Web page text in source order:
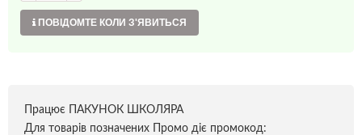
ПОВІДОМТЕ КОЛИ З'ЯВИТЬСЯ
Працює ПАКУНОК ШКОЛЯРА
Для товарів позначених Промо діє промокод: